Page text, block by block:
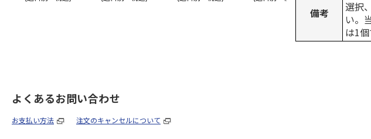
備考
選択
い。
は1個
よくあるお問い合わせ
お支払い方法 注文のキャンセルについて